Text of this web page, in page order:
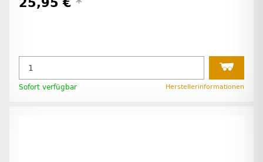
25,95 € *
Sofort verfügbar Herstellerinformationen